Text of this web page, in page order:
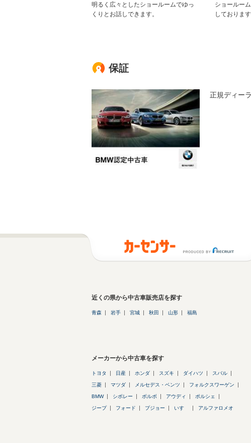
明るく広々としたショールームでゆっ
くりとお話しできます。
ショールー
しております
保証
正規ディー
近くの県から中古車販売店を探す
青森 岩手 宮城 秋田 山形 福島
メーカーから中古車を探す
トヨタ 日産 ホンダ スズキ ダイハツ スバル
三菱 マツダ メルセデス・ベンツ フォルクスワーゲン
BMW シボレー ボルボ アウディ ポルシェ
ジープ フォード プジョー いすゞ アルファロメオ